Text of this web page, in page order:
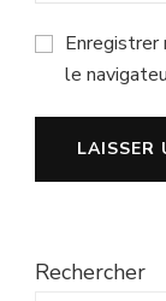
Enregistrer
le
Rechercher